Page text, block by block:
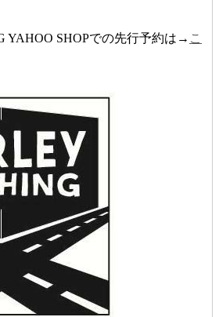
YAHOO SHOPでの先行予約は→ こ